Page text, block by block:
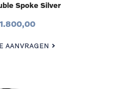
Spoke Silver
AANVRAGEN